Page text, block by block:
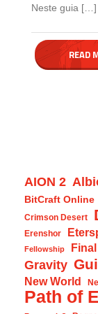
Neste guia […]
READ
AION 2
BitCraft Online
Crimson Desert
Erenshor
Fellowship
Gravity
New World
Path of